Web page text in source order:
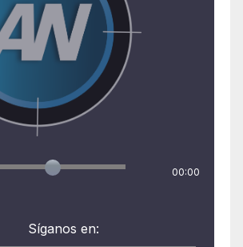
00:00
Síganos en: